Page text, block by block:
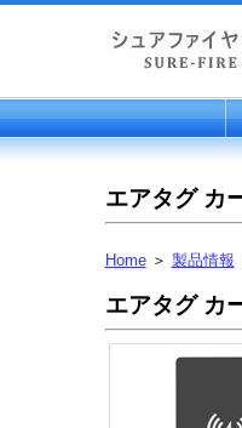
エアタグ カ
Home＞ 製品情報
エアタグ カ